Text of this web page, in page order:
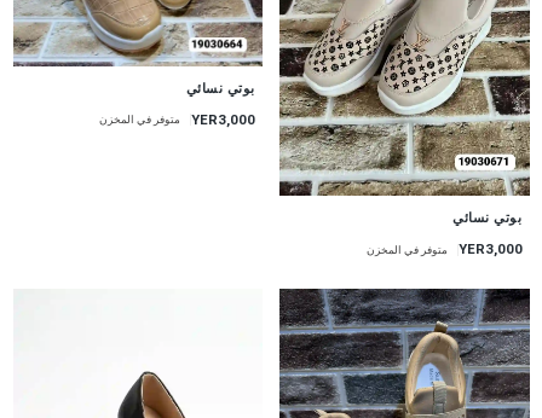
بوتي نسائي
YER3,000 متوفر في المخزن
بوتي نسائي
YER3,000 متوفر في المخزن